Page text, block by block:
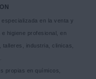
en la venta y
higiene profesional, en
industria, clinicas,
propias en químicos,